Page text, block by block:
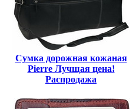
Сумка дорожная кожаная
Pierre Лучщая цена!
Распродажа